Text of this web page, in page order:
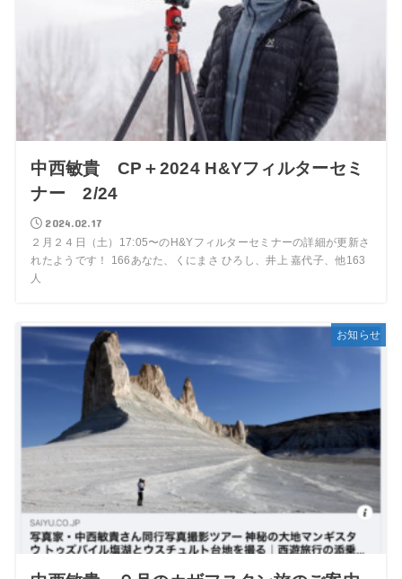
中西敏貴 CP＋2024 H&Yフィルターセミ
ナー 2/24
2024.02.17
２月２４日（土）17:05〜のH&Yフィルターセミナーの詳細が更新さ
れたようです！ 166あなた、くにまさ ひろし、井上 嘉代子、他163
人
お知らせ